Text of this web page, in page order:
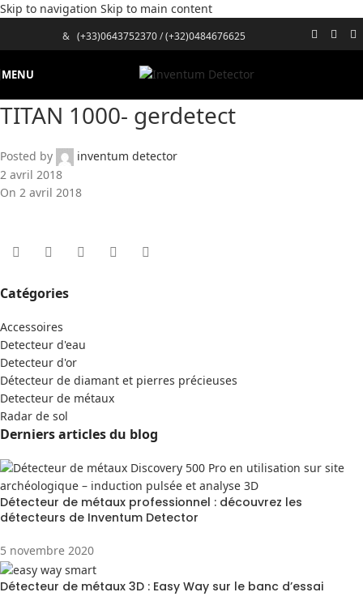
Skip to navigation Skip to main content
& (+33)0643752370/(+32)0484676625
MENU
TITAN 1000- gerdetect
Posted by
inventum detector
2 avril 2018
On 2 avril 2018
Catégories
Accessoires
Detecteur d'eau
Detecteur d'or
Détecteur de diamant et pierres précieuses
Detecteur de métaux
Radar de sol
Derniers articles du blog
Détecteur de métaux professionnel : découvrez les
détecteurs de Inventum Detector
5 novembre 2020
Détecteur de métaux 3D : Easy Way sur le banc d’essai